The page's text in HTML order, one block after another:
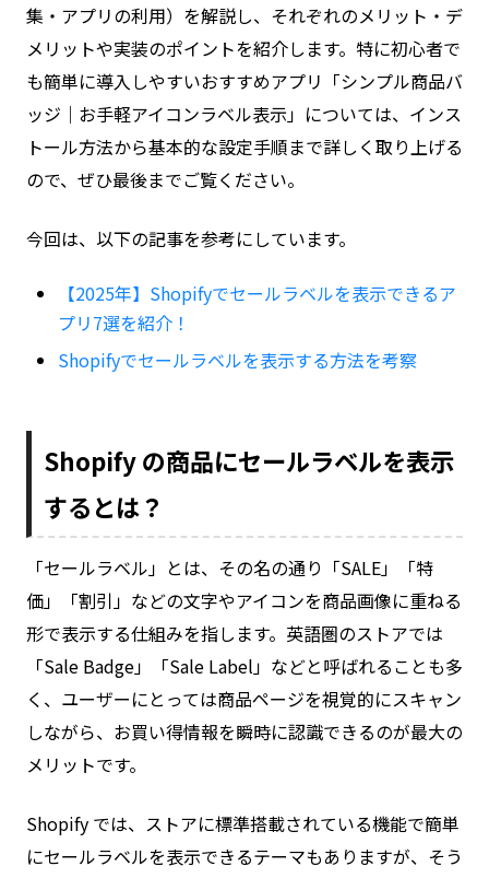
集・アプリの利用）を解説し、それぞれのメリット・デ
メリットや実装のポイントを紹介します。特に初心者で
も簡単に導入しやすいおすすめアプリ「シンプル商品バ
ッジ｜お手軽アイコンラベル表示」については、インス
トール方法から基本的な設定手順まで詳しく取り上げる
ので、ぜひ最後までご覧ください。
今回は、以下の記事を参考にしています。
【2025年】Shopifyでセールラベルを表示できるア
プリ7選を紹介！
Shopifyでセールラベルを表示する方法を考察
Shopify の商品にセールラベルを表示
するとは？
「セールラベル」とは、その名の通り「SALE」「特
価」「割引」などの文字やアイコンを商品画像に重ねる
形で表示する仕組みを指します。英語圏のストアでは
「Sale Badge」「Sale Label」などと呼ばれることも多
く、ユーザーにとっては商品ページを視覚的にスキャン
しながら、お買い得情報を瞬時に認識できるのが最大の
メリットです。
Shopify では、ストアに標準搭載されている機能で簡単
にセールラベルを表示できるテーマもありますが、そう